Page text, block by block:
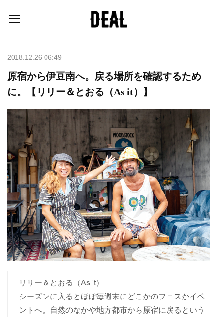
2018.12.26 06:49
原宿から伊豆南へ。戻る場所を確認するため
に。【リリー＆とおる（As it）】
リリー＆とおる（As it）
シーズンに入るとほぼ毎週末にどこかのフェスかイベ
ントへ。自然のなかや地方都市から原宿に戻るという